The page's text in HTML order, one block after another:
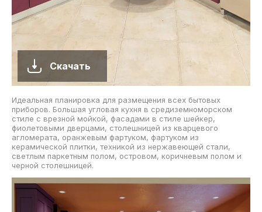
Скачать
Идеальная планировка для размещения всех бытовых
приборов. Большая угловая кухня в средиземноморском
стиле с врезной мойкой, фасадами в стиле шейкер,
фиолетовыми дверцами, столешницей из кварцевого
агломерата, оранжевым фартуком, фартуком из
керамической плитки, техникой из нержавеющей стали,
светлым паркетным полом, островом, коричневым полом и
черной столешницей.